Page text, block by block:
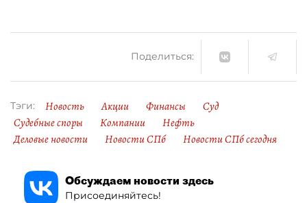
Поделиться:
Тэги: Новость Акции Финансы
Суд
Судебные споры
Компании
Нефть
Деловые новости
Новости СПб Новости СПб сегодня
Обсуждаем новости здесь
Присоединяйтесь!